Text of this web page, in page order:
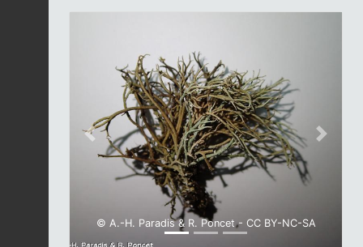
© A.-H. Paradis & R. Poncet - CC BY-NC-SA
Previous Next